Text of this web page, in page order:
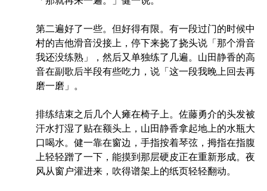
第二遍好了一些。但好得有限。有一段过门的时候中
村的吉他滑音没接上，停下来挠了挠头说「那个滑音
我还没练熟」，然后又单独练了几遍。山田静香的高
音在副歌后半段有些吃力，说「这一段我晚上回去再
磨一磨」。
排练结束之后几个人瘫在椅子上。佐藤勇介的头发被
汗水打湿了贴在额头上，山田静香拿起地上的水瓶大
口喝水。健一靠在窗边，手指按着琴弦，拇指在指腹
上轻轻蹭了一下，能摸到那层硬皮正在重新形成。夜
风从窗户灌进来，吹得谱架上的纸页轻轻翻动。